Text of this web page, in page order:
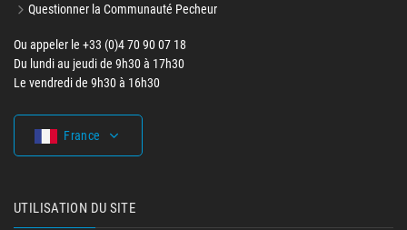
Questionner la Communauté Pecheur
Ou appeler le +33 (0)4 70 90 07 18
Du lundi au jeudi de 9h30 à 17h30
Le vendredi de 9h30 à 16h30
France
UTILISATION DU SITE